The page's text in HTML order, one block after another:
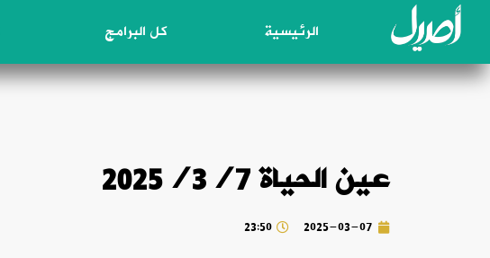
الرئيسية كل البرامج
عين الحياة 2025/3/7
2025-03-07
23:50